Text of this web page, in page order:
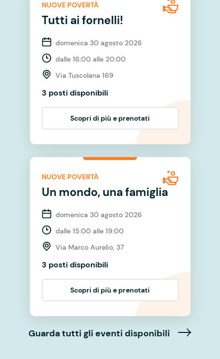
NUOVE POVERTÀ
Tutti ai fornelli!
domenica 30 agosto 2026
dalle 16:00 alle 20:00
Via Tuscolana 169
3 posti disponibili
Scopri di più e prenotati
NUOVE POVERTÀ
Un mondo, una famiglia
domenica 30 agosto 2026
dalle 15:00 alle 19:00
Via Marco Aurelio, 37
3 posti disponibili
Scopri di più e prenotati
Guarda tutti gli eventi disponibili